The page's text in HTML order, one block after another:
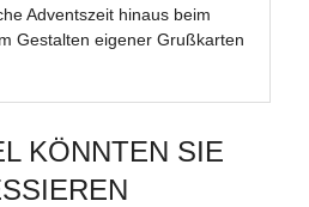
Adventszeit hinaus beim
Gestalten eigener Grußkarten
KÖNNTEN SIE